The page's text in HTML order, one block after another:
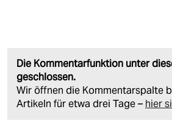
Die Kommentarfunktion unter
geschlossen.
Wir öffnen die Kommentarspalte
Artikeln für etwa drei Tage – hier